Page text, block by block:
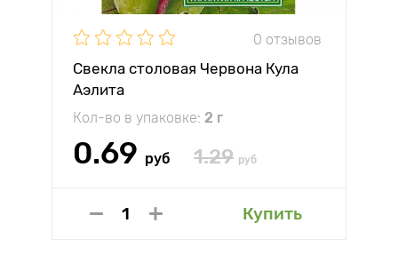
0 отзывов
Свекла столовая Червона Кула
Аэлита
Кол-во в упаковке: 2 г
0.69 руб 1.29 руб
Купить